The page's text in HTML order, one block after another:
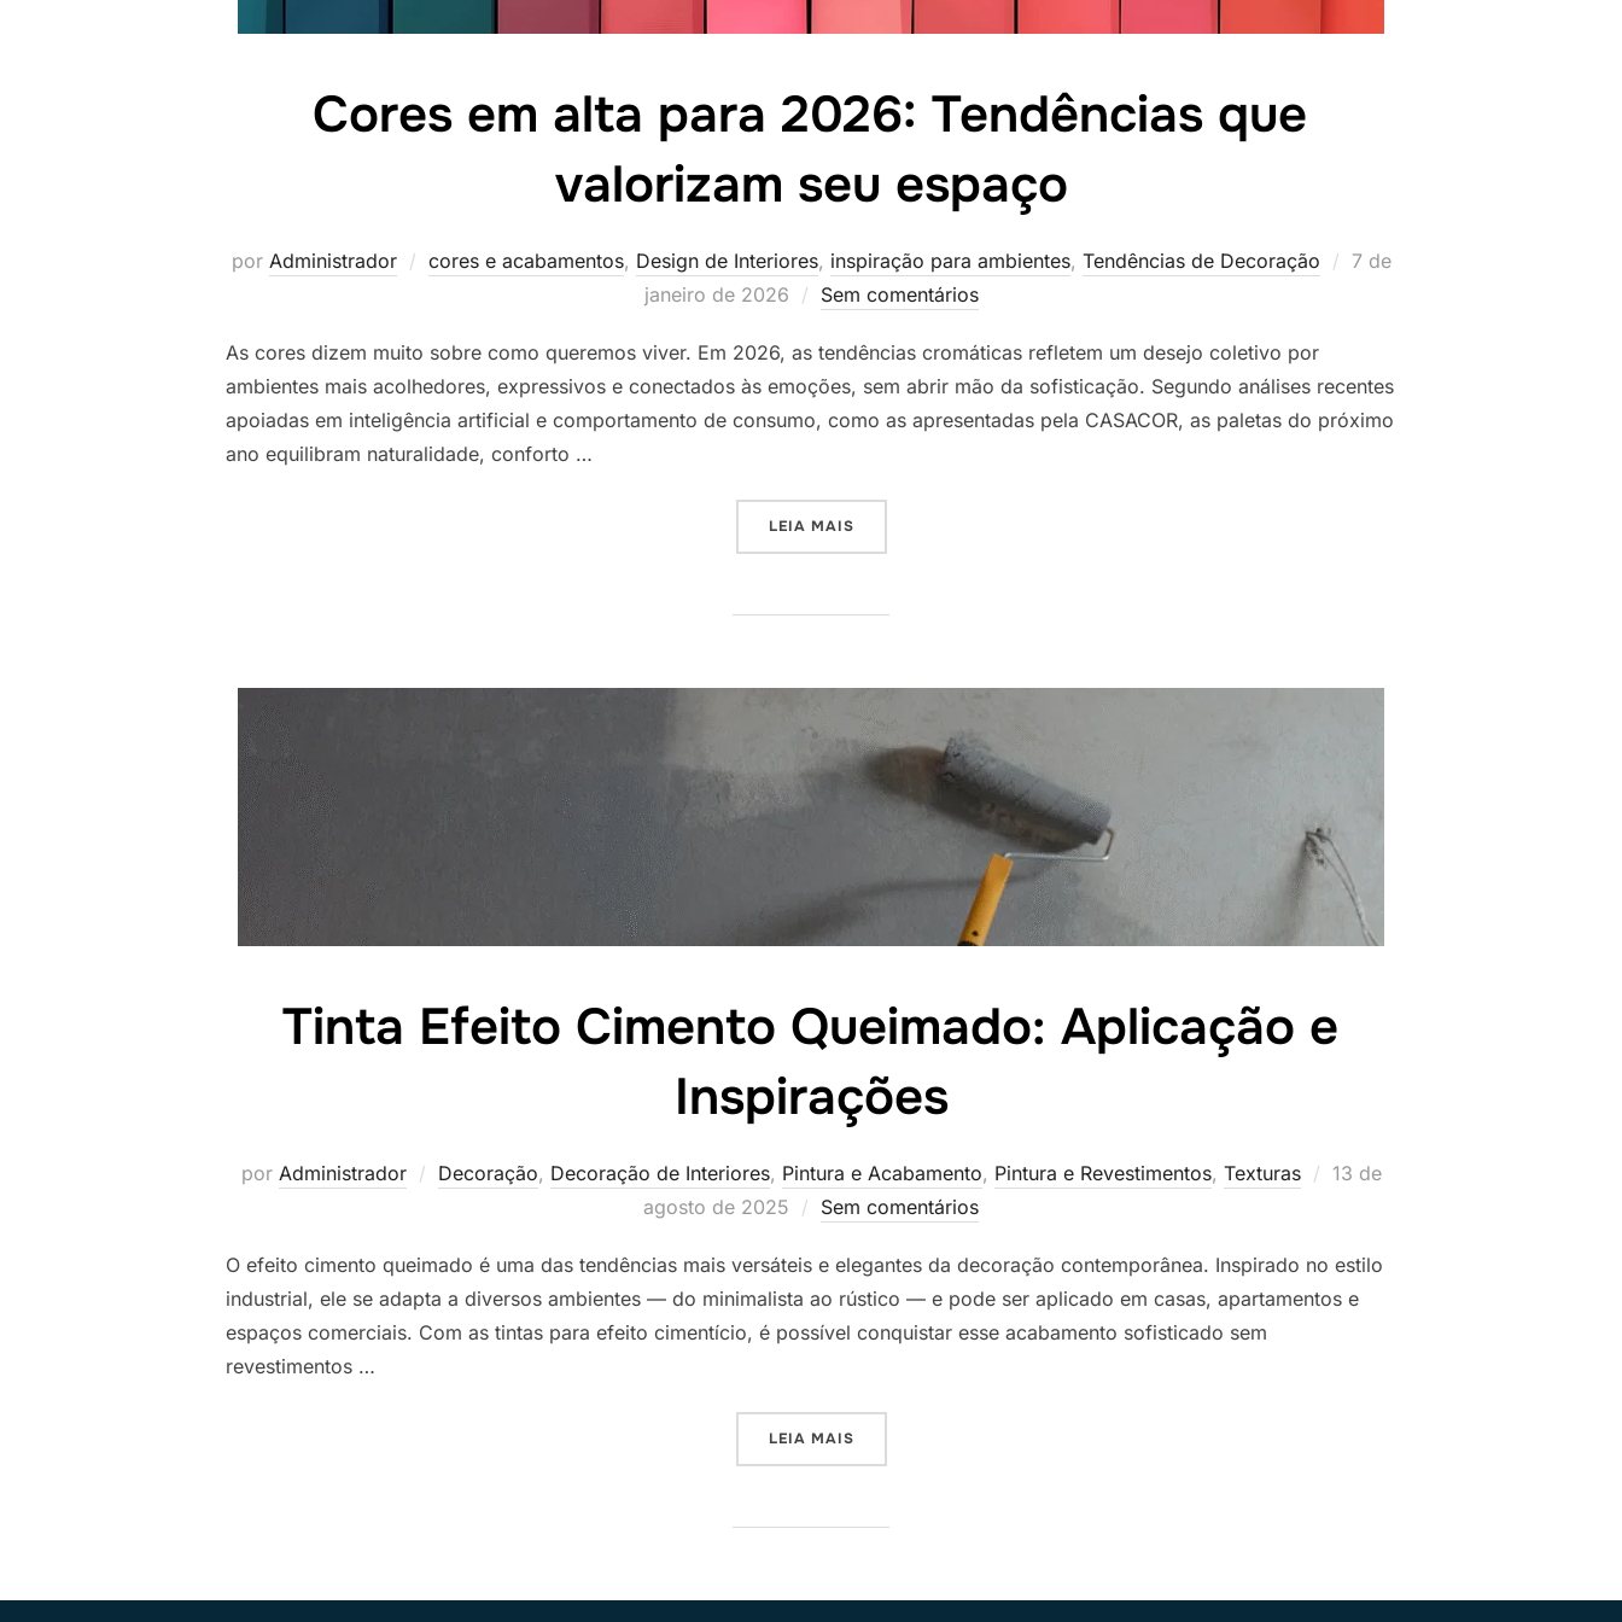
Cores em alta para 2026: Tendências que
valorizam seu espaço
por Administrador cores e acabamentos, Design de Interiores, inspiração para ambientes, Tendências de Decoração
Postado
7 de
janeiro de 2026
Sem comentários
As cores dizem muito sobre como queremos viver. Em 2026, as tendências cromáticas refletem um desejo coletivo por
ambientes mais acolhedores, expressivos e conectados às emoções, sem abrir mão da sofisticação. Segundo análises recentes
apoiadas em inteligência artificial e comportamento de consumo, como as apresentadas pela CASACOR, as paletas do próximo
ano equilibram naturalidade, conforto …
LEIA MAIS“CORES EM ALTA PARA 2026: TENDÊNCIAS QUE VALORIZAM SEU ESPAÇO”
Tinta Efeito Cimento Queimado: Aplicação e
Inspirações
por Administrador Decoração, Decoração de Interiores, Pintura e Acabamento, Pintura e Revestimentos, Texturas
Postado
13 de
agosto de 2025
Sem comentários
O efeito cimento queimado é uma das tendências mais versáteis e elegantes da decoração contemporânea. Inspirado no estilo
industrial, ele se adapta a diversos ambientes — do minimalista ao rústico — e pode ser aplicado em casas, apartamentos e
espaços comerciais. Com as tintas para efeito cimentício, é possível conquistar esse acabamento sofisticado sem
revestimentos …
LEIA MAIS“TINTA EFEITO CIMENTO QUEIMADO: APLICAÇÃO E INSPIRAÇÕES”